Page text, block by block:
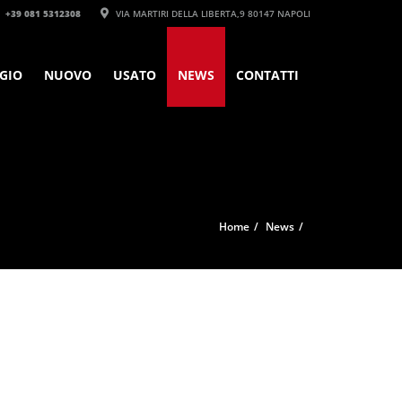
+39 081 5312308‬ VIA MARTIRI DELLA LIBERTA,9 80147 NAPOLI
NUOVO USATO NEWS CONTATTI
Home News